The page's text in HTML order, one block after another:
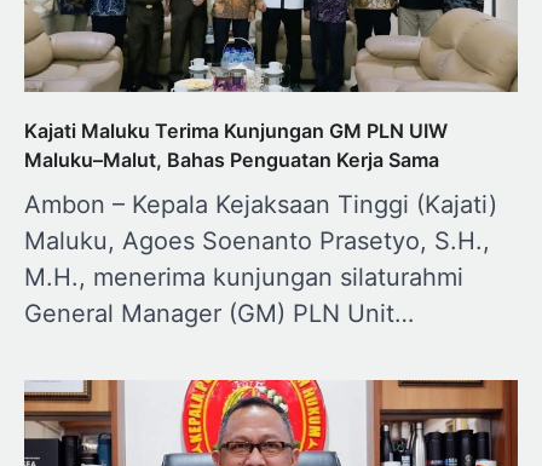
Kajati Maluku Terima Kunjungan GM PLN UIW
Maluku–Malut, Bahas Penguatan Kerja Sama
Ambon – Kepala Kejaksaan Tinggi (Kajati)
Maluku, Agoes Soenanto Prasetyo, S.H.,
M.H., menerima kunjungan silaturahmi
General Manager (GM) PLN Unit…